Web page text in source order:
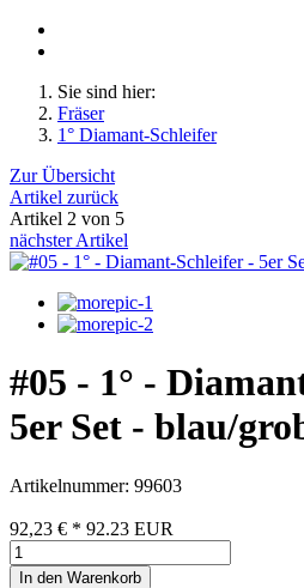
Sie sind hier:
Fräser
1° Diamant-Schleifer
Zur Übersicht
Artikel zurück
Artikel 2 von 5
nächster Artikel
#05 - 1° -
5er Set - blau/
Artikelnummer: 99603
92,23 € * 92.23 EUR
In den Warenkorb